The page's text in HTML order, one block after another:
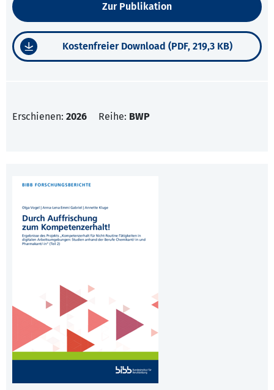
Zur Publikation
Kostenfreier Download (PDF, 219,3 KB)
Erschienen: 2026 Reihe: BWP